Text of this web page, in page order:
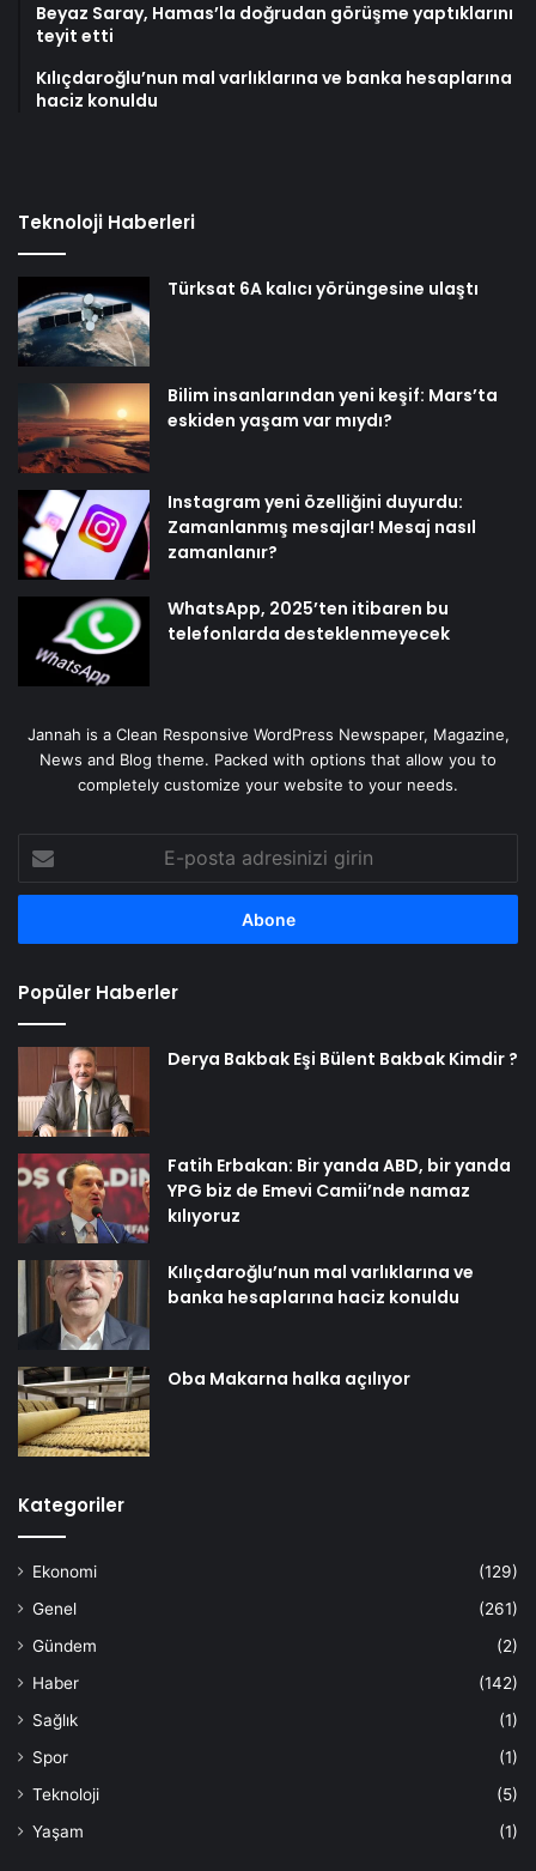
Beyaz Saray, Hamas’la doğrudan görüşme yaptıklarını
teyit etti
Kılıçdaroğlu’nun mal varlıklarına ve banka hesaplarına
haciz konuldu
Teknoloji Haberleri
Türksat 6A kalıcı yörüngesine ulaştı
Bilim insanlarından yeni keşif: Mars’ta
eskiden yaşam var mıydı?
Instagram yeni özelliğini duyurdu:
Zamanlanmış mesajlar! Mesaj nasıl
zamanlanır?
WhatsApp, 2025’ten itibaren bu
telefonlarda desteklenmeyecek
Jannah is a Clean Responsive WordPress Newspaper, Magazine,
News and Blog theme. Packed with options that allow you to
completely customize your website to your needs.
posta
adresinizi
Popüler Haberler
Derya Bakbak Eşi Bülent Bakbak Kimdir ?
Fatih Erbakan: Bir yanda ABD, bir yanda
YPG biz de Emevi Camii’nde namaz
kılıyoruz
Kılıçdaroğlu’nun mal varlıklarına ve
banka hesaplarına haciz konuldu
Oba Makarna halka açılıyor
Kategoriler
Ekonomi
(129)
Genel
(261)
Gündem
(2)
Haber
(142)
Sağlık
(1)
Spor
(1)
Teknoloji
(5)
Yaşam
(1)